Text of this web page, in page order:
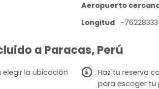
Aeropuerto
Longitud -76228333
a Paracas, Perú
elegir la ubicación
Haz tu reserva
para escoger tu